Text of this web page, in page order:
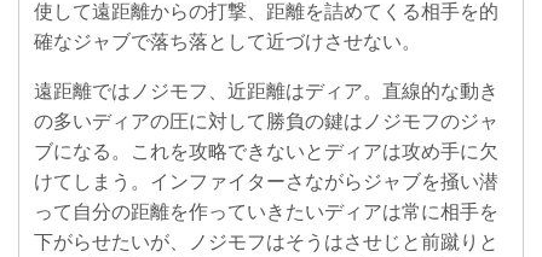
使して遠距離からの打撃、距離を詰めてくる相手を的
確なジャブで落ち落として近づけさせない。
遠距離ではノジモフ、近距離はディア。直線的な動き
の多いディアの圧に対して勝負の鍵はノジモフのジャ
ブになる。これを攻略できないとディアは攻め手に欠
けてしまう。インファイターさながらジャブを掻い潜
って自分の距離を作っていきたいディアは常に相手を
下がらせたいが、ノジモフはそうはさせじと前蹴りと